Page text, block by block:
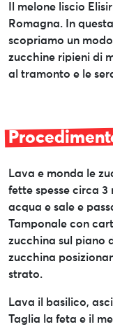
Il melone liscio
Romagna. In
scopriamo un
zucchine ripieni di
al tramonto e le
Lava e monda le
fette spesse circa 3
acqua e sale e
Tamponale con
zucchina sul piano
zucchina
strato.
Lava il basilico,
Taglia la feta e il